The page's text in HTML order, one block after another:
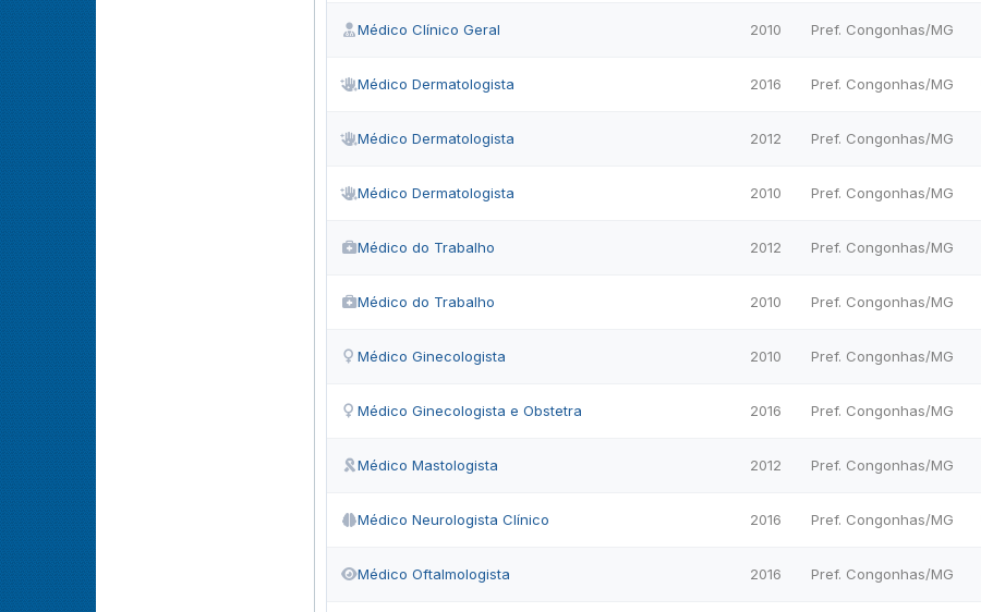
Médico Clínico Geral 2010 Pref. Congonhas/MG
Médico Dermatologista 2016 Pref. Congonhas/MG
Médico Dermatologista 2012 Pref. Congonhas/MG
Médico Dermatologista 2010 Pref. Congonhas/MG
Médico do Trabalho 2012 Pref. Congonhas/MG
Médico do Trabalho 2010 Pref. Congonhas/MG
Médico Ginecologista 2010 Pref. Congonhas/MG
Médico Ginecologista e Obstetra 2016 Pref. Congonhas/MG
Médico Mastologista 2012 Pref. Congonhas/MG
Médico Neurologista Clínico 2016 Pref. Congonhas/MG
Médico Oftalmologista 2016 Pref. Congonhas/MG